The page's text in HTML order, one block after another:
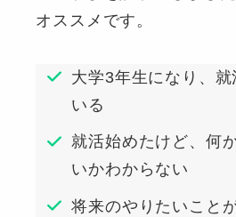
オススメです。
大学3年生になり、
いる
就活始めたけど、何
いかわからない
将来のやりたいこと